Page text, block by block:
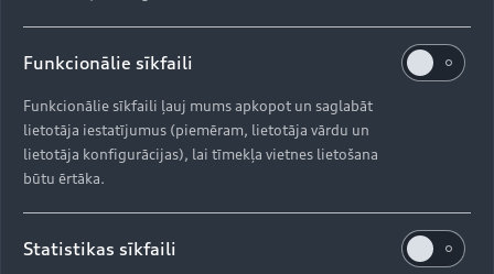
Funkcionālie sīkfaili
Funkcionālie sīkfaili ļauj mums apkopot un saglabāt
lietotāja iestatījumus (piemēram, lietotāja vārdu un
lietotāja konfigurācijas), lai tīmekļa vietnes lietošana
būtu ērtāka.
Statistikas sīkfaili